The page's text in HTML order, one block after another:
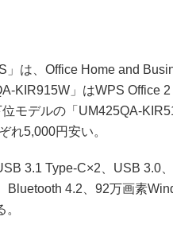
は、Office Home and
KIR915W」はWPS Office
モデルの「UM425QA-
れ5,000円安い。
3.1 Type-C×2、USB 3.0、
Bluetooth 4.2、92万画素